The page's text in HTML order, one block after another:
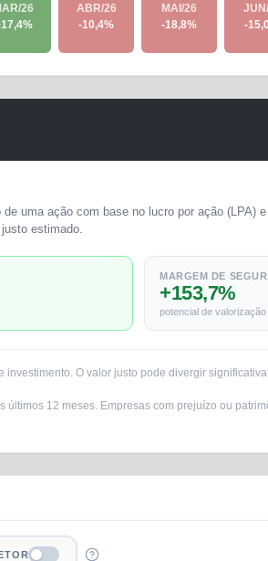
26
17,4%
ABR/26
-10,4%
MAI/26
-18,8%
-
uma ação com base no lucro por ação (LPA)
estimado.
MARGEM DE
+153,7%
potencial de valorização
O valor justo pode divergir
12 meses. Empresas com prejuízo ou